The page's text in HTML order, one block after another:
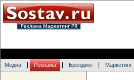
Медиа Реклама Брендинг Маркетинг